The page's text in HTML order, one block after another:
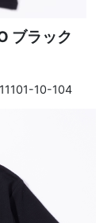
ブラック
10-104